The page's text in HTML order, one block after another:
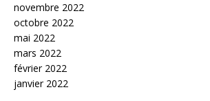
novembre 2022
octobre 2022
mai 2022
mars 2022
février 2022
janvier 2022